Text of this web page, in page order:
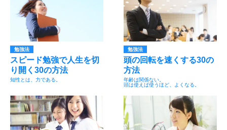
勉強法
スピード勉強で人生を切
り開く30の方法
知性とは、力である。
勉強法
頭の回転を速くする30の
方法
年齢は関係ない。
頭は使えば使うほど、よくなる。